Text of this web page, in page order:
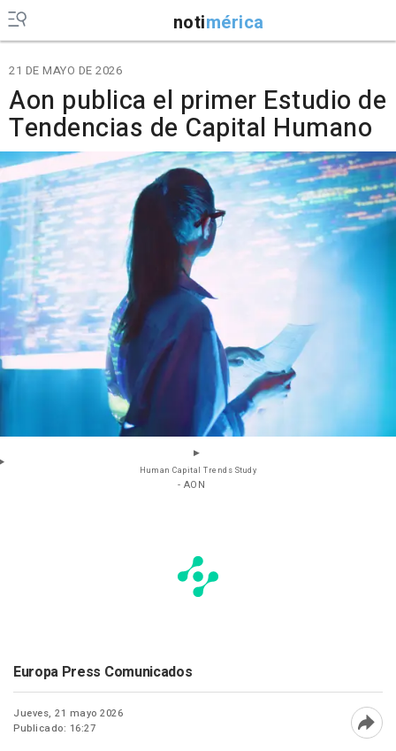
notimérica
21 DE MAYO DE 2026
Aon publica el primer Estudio de
Tendencias de Capital Humano
Human Capital Trends Study
- AON
Europa Press Comunicados
Jueves, 21 mayo 2026
Publicado: 16:27